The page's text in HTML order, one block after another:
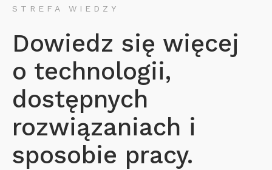
STREFA WIEDZY
Dowiedz się więcej
o technologii,
dostępnych
rozwiązaniach i
sposobie pracy.